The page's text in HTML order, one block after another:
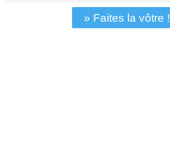
» Faites la vôtre !